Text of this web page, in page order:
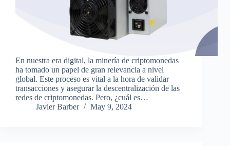
En nuestra era digital, la minería de criptomonedas
ha tomado un papel de gran relevancia a nivel
global. Este proceso es vital a la hora de validar
transacciones y asegurar la descentralización de las
redes de criptomonedas. Pero, ¿cuál es…
Javier Barber
May 9, 2024